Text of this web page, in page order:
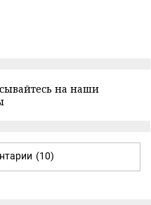
на наши
(10)